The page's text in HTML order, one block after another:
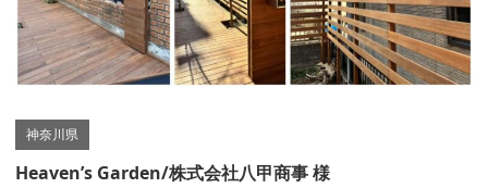
神奈川県
Heaven’s Garden/株式会社八甲商事 様